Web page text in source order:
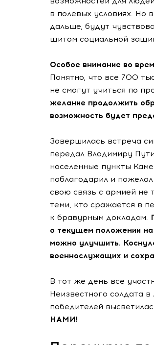
в полевых условиях. Но
дальше, будут
щитом социальной
Особое внимание во
Понятно, что все 700
не смогут учиться по
желание продолжить
возможность будет
Завершилась встреча
передал Владимиру
населенные пункты
поблагодарил и
свою связь с армией не
теми, кто сражается в
к бравурным докладам.
о текущем положении
можно улучшить.
военнослужащих и
В тот же день все
Неизвестного солдата
победителей
НАМИ!